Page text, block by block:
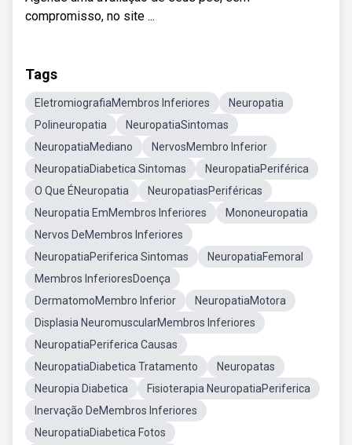
compromisso, no site ...
Tags
EletromiografiaMembros Inferiores
Neuropatia
Polineuropatia
NeuropatiaSintomas
NeuropatiaMediano
NervosMembro Inferior
NeuropatiaDiabetica Sintomas
NeuropatiaPeriférica
O Que ÉNeuropatia
NeuropatiasPeriféricas
Neuropatia EmMembros Inferiores
Mononeuropatia
Nervos DeMembros Inferiores
NeuropatiaPeriferica Sintomas
NeuropatiaFemoral
Membros InferioresDoença
DermatomoMembro Inferior
NeuropatiaMotora
Displasia NeuromuscularMembros Inferiores
NeuropatiaPeriferica Causas
NeuropatiaDiabetica Tratamento
Neuropatas
Neuropia Diabetica
Fisioterapia NeuropatiaPeriferica
Inervação DeMembros Inferiores
NeuropatiaDiabetica Fotos